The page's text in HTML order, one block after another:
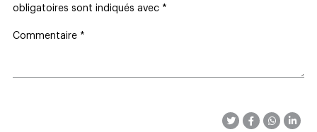
obligatoires sont indiqués avec *
Commentaire *